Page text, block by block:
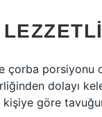
çorba porsiyonu
dolayı
göre